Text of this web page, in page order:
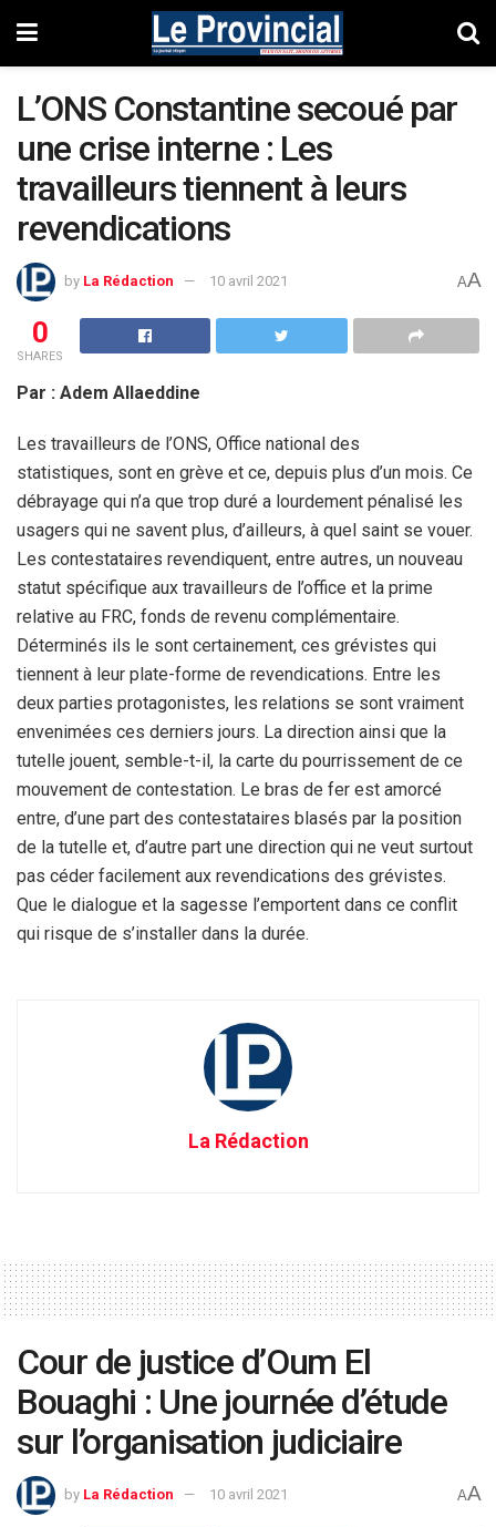
L’ONS Constantine secoué par
une crise interne : Les
travailleurs tiennent à leurs
revendications
by La Rédaction 10 avril 2021 AA
0
SHARES
Par : Adem Allaeddine
Les travailleurs de l’ONS, Office national des
statistiques, sont en grève et ce, depuis plus d’un mois. Ce
débrayage qui n’a que trop duré a lourdement pénalisé les
usagers qui ne savent plus, d’ailleurs, à quel saint se vouer.
Les contestataires revendiquent, entre autres, un nouveau
statut spécifique aux travailleurs de l’office et la prime
relative au FRC, fonds de revenu complémentaire.
Déterminés ils le sont certainement, ces grévistes qui
tiennent à leur plate-forme de revendications. Entre les
deux parties protagonistes, les relations se sont vraiment
envenimées ces derniers jours. La direction ainsi que la
tutelle jouent, semble-t-il, la carte du pourrissement de ce
mouvement de contestation. Le bras de fer est amorcé
entre, d’une part des contestataires blasés par la position
de la tutelle et, d’autre part une direction qui ne veut surtout
pas céder facilement aux revendications des grévistes.
Que le dialogue et la sagesse l’emportent dans ce conflit
qui risque de s’installer dans la durée.
La Rédaction
Cour de justice d’Oum El
Bouaghi : Une journée d’étude
sur l’organisation judiciaire
by La Rédaction 10 avril 2021 AA